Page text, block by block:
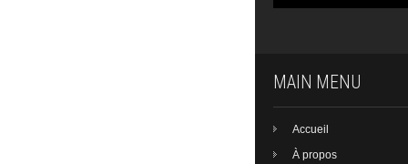
MAIN MENU
Accueil
À propos